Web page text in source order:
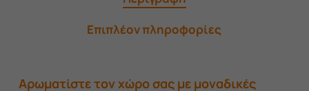
Επιπλέον πληροφορίες
Αρωματίστε τον χώρο σας με μοναδικές